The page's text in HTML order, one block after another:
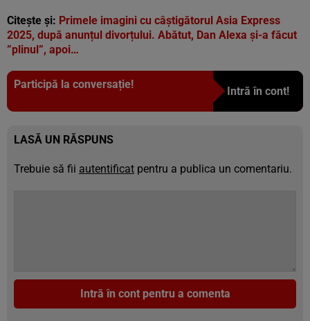
Citește și: Primele imagini cu câștigătorul Asia Express
2025, după anunțul divorțului. Abătut, Dan Alexa și-a făcut
”plinul”, apoi…
Participă la conversație!
Intră în cont!
LASĂ UN RĂSPUNS
Trebuie să fii autentificat pentru a publica un comentariu.
Intră în cont pentru a comenta